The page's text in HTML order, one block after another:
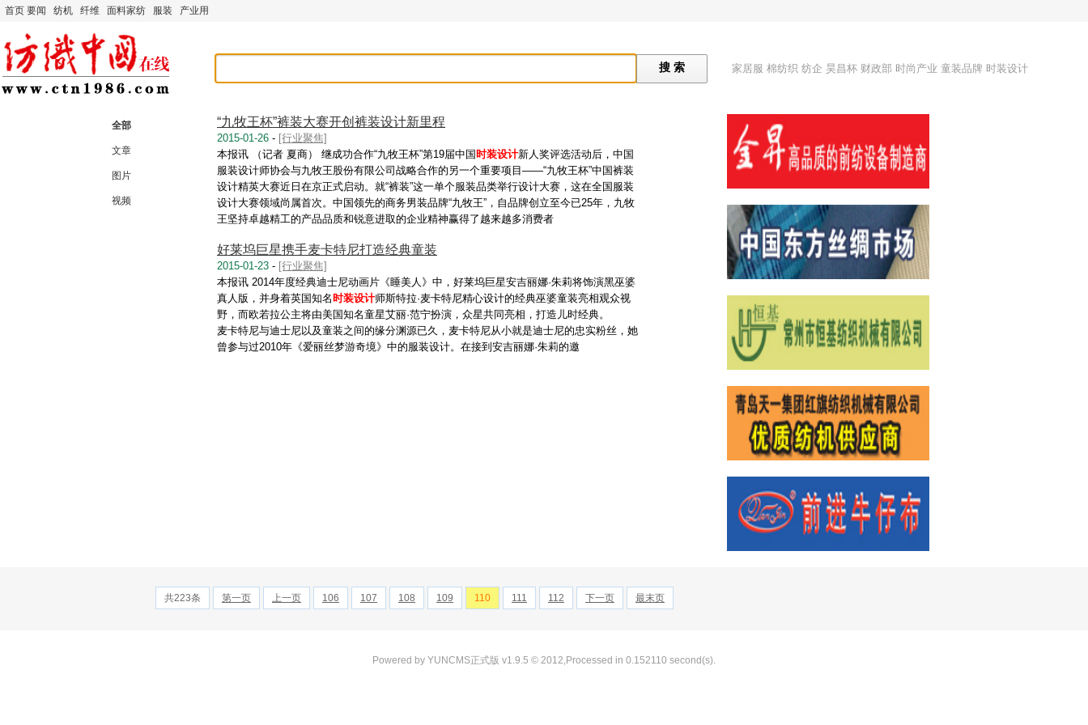
首页 要闻 纺机 纤维 面料家纺 服装 产业用
家居服 棉纺织 纺企 昊昌杯 财政部 时尚产业 童装品牌 时装设计
全部
文章
图片
视频
“九牧王杯”裤装大赛开创裤装设计新里程
2015-01-26 - [行业聚焦]
本报讯 （记者 夏商） 继成功合作“九牧王杯”第19届中国 时装设计新人奖评选活动后，中国
服装设计师协会与九牧王股份有限公司战略合作的另一个重要项目——“九牧王杯”中国裤装
设计精英大赛近日在京正式启动。就“裤装”这一单个服装品类举行设计大赛，这在全国服装
设计大赛领域尚属首次。中国领先的商务男装品牌“九牧王”，自品牌创立至今已25年，九牧
王坚持卓越精工的产品品质和锐意进取的企业精神赢得了越来越多消费者
好莱坞巨星携手麦卡特尼打造经典童装
2015-01-23 - [行业聚焦]
本报讯 2014年度经典迪士尼动画片《睡美人》中，好莱坞巨星安吉丽娜·朱莉将饰演黑巫婆
真人版，并身着英国知名 时装设计师斯特拉·麦卡特尼精心设计的经典巫婆童装亮相观众视
野，而欧若拉公主将由美国知名童星艾丽·范宁扮演，众星共同亮相，打造儿时经典。
麦卡特尼与迪士尼以及童装之间的缘分渊源已久，麦卡特尼从小就是迪士尼的忠实粉丝，她
曾参与过2010年《爱丽丝梦游奇境》中的服装设计。在接到安吉丽娜·朱莉的邀
共223条 第一页 上一页 106 107 108 109 110 111 112 下一页 最末页
Powered by YUNCMS正式版 v1.9.5 © 2012,Processed in 0.152110 second(s).